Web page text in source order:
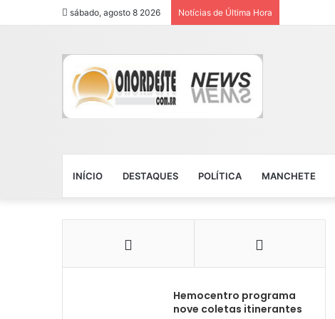
sábado, agosto 8 2026 Notícias de Última Hora
INÍCIO DESTAQUES POLÍTICA MANCHETE
Hemocentro programa
nove coletas itinerantes